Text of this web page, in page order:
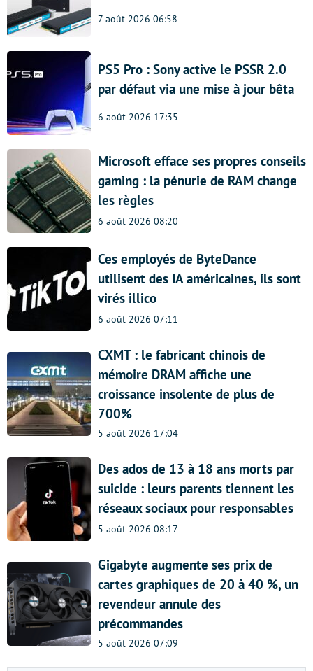
7 août 2026 06:58
PS5 Pro : Sony active le PSSR 2.0
par défaut via une mise à jour bêta
6 août 2026 17:35
Microsoft efface ses propres conseils
gaming : la pénurie de RAM change
les règles
6 août 2026 08:20
Ces employés de ByteDance
utilisent des IA américaines, ils sont
virés illico
6 août 2026 07:11
CXMT : le fabricant chinois de
mémoire DRAM affiche une
croissance insolente de plus de
700%
5 août 2026 17:04
Des ados de 13 à 18 ans morts par
suicide : leurs parents tiennent les
réseaux sociaux pour responsables
5 août 2026 08:17
Gigabyte augmente ses prix de
cartes graphiques de 20 à 40 %, un
revendeur annule des
précommandes
5 août 2026 07:09